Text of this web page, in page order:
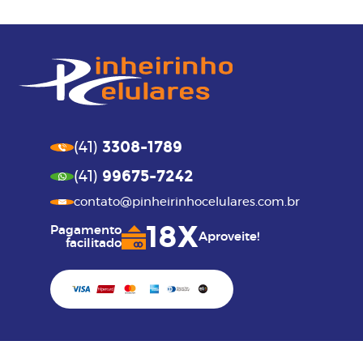
(41) 3308-1789
(41) 99675-7242
contato@pinheirinhocelulares.com.br
Pagamento
facilitado
18XAproveite!